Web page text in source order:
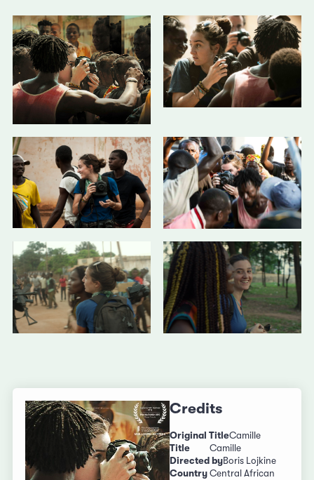
Credits
Original TitleCamille
Title
Camille
Directed byBoris Lojkine
Country Central African